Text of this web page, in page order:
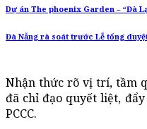
Dự án The phoenix Garden – “Đà
Đà Nẵng rà soát trước Lễ tổng
Nhận thức rõ vị trí, tầm
đã chỉ đạo quyết liệt,
PCCC.